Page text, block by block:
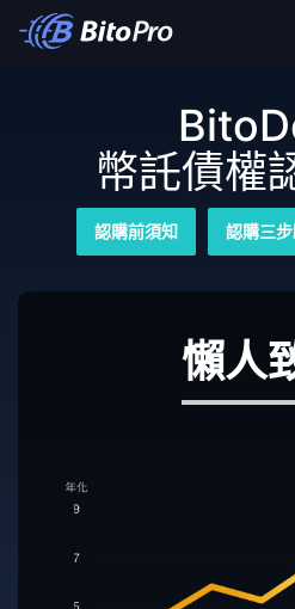
幣託債權
認購前須知 認購三
懶人